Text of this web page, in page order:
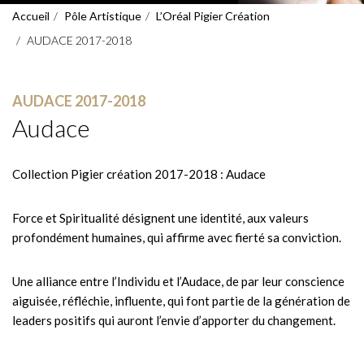
Accueil Pôle Artistique
L’Oréal Pigier Création
AUDACE 2017-2018
AUDACE 2017-2018
Audace
Collection Pigier création 2017-2018 : Audace
Force et Spiritualité désignent une identité, aux valeurs
profondément humaines, qui affirme avec fierté sa conviction.
Une alliance entre l’Individu et l’Audace, de par leur conscience
aiguisée, réfléchie, influente, qui font partie de la génération de
leaders positifs qui auront l’envie d’apporter du changement.